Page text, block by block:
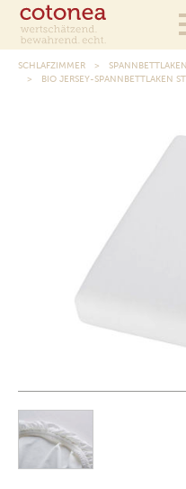
SCHLAFZIMMER SPANNBETTLAKEN
BIO JERSEY-SPANNBETTLAKEN